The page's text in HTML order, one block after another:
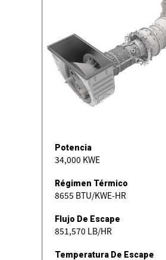
Potencia
34,000 KWE
Régimen Térmico
8655 BTU/KWE-HR
Flujo De Escape
851,570 LB/HR
Temperatura De Escape